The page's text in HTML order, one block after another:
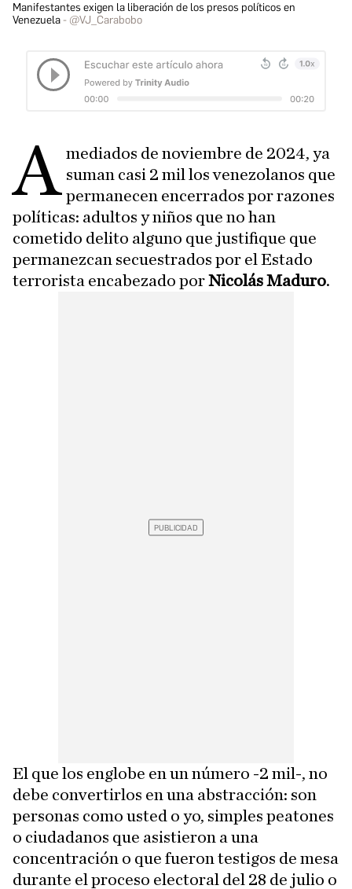
Manifestantes exigen la liberación de los presos políticos en
Venezuela
@VJ_Carabobo
A mediados de noviembre de 2024, ya
suman casi 2 mil los venezolanos que
permanecen encerrados por razones
políticas: adultos y niños que no han
cometido delito alguno que justifique que
permanezcan secuestrados por el Estado
terrorista encabezado porNicolás Maduro.
El que los englobe en un número -2 mil-, no
debe convertirlos en una abstracción: son
personas como usted o yo, simples peatones
o ciudadanos que asistieron a una
concentración o que fueron testigos de mesa
durante el proceso electoral del 28 de julio o